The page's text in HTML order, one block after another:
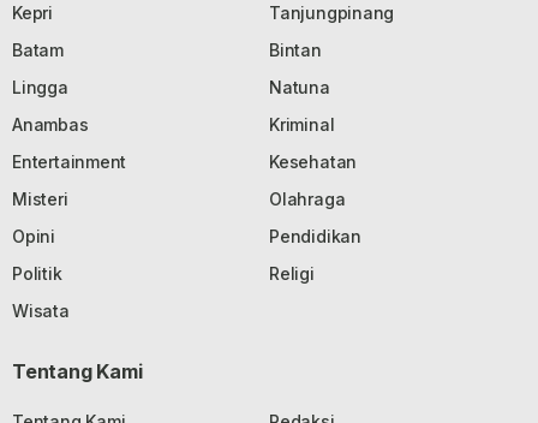
Kepri
Tanjungpinang
Batam
Bintan
Lingga
Natuna
Anambas
Kriminal
Entertainment
Kesehatan
Misteri
Olahraga
Opini
Pendidikan
Politik
Religi
Wisata
Tentang Kami